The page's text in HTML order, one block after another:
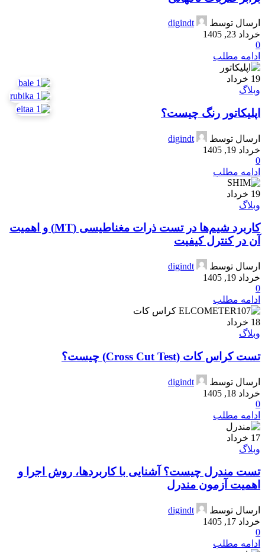
ارسال توسط
digindt
خرداد 23, 1405
0
ادامه مطلب
19 خرداد
وبلاگ
اپلیکاتور رنگ چیست؟
ارسال توسط
digindt
خرداد 19, 1405
0
ادامه مطلب
19 خرداد
وبلاگ
کاربرد شیم‌ها در تست ذرات مغناطیسی (MT) و اهمیت
آن در کنترل کیفیت
ارسال توسط
digindt
خرداد 19, 1405
0
ادامه مطلب
18 خرداد
وبلاگ
تست کراس کات (Cross Cut Test) چیست؟
ارسال توسط
digindt
خرداد 18, 1405
0
ادامه مطلب
17 خرداد
وبلاگ
تست مندرل چیست؟ آشنایی با کاربردها، روش اجرا و
اهمیت آزمون مندرل
ارسال توسط
digindt
خرداد 17, 1405
0
ادامه مطلب